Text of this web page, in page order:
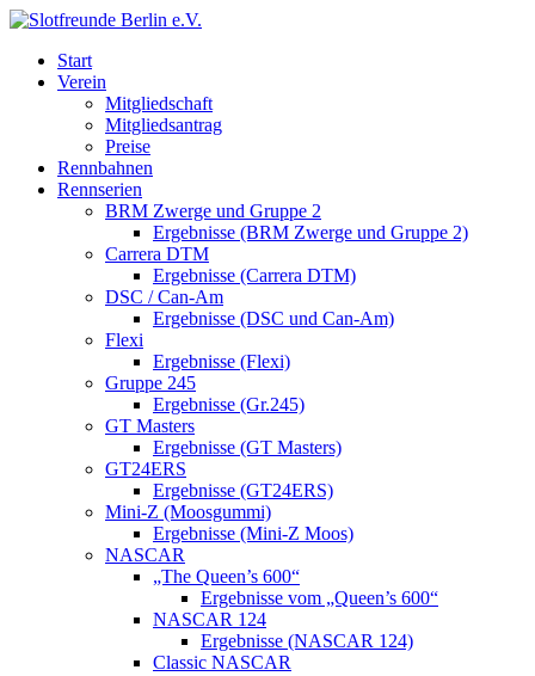
Start
Verein
Mitgliedschaft
Mitgliedsantrag
Preise
Rennbahnen
Rennserien
BRM Zwerge und Gruppe 2
Ergebnisse (BRM Zwerge und Gruppe 2)
Carrera DTM
Ergebnisse (Carrera DTM)
DSC / Can-Am
Ergebnisse (DSC und Can-Am)
Flexi
Ergebnisse (Flexi)
Gruppe 245
Ergebnisse (Gr.245)
GT Masters
Ergebnisse (GT Masters)
GT24ERS
Ergebnisse (GT24ERS)
Mini-Z (Moosgummi)
Ergebnisse (Mini-Z Moos)
NASCAR
„The Queen’s 600“
Ergebnisse vom „Queen’s 600“
NASCAR 124
Ergebnisse (NASCAR 124)
Classic NASCAR